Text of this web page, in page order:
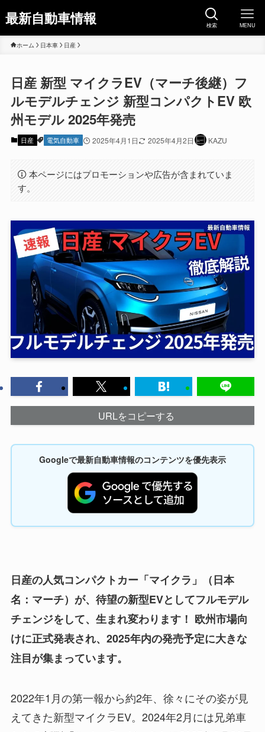
最新自動車情報 検索 MENU
ホーム 日本車 日産
日産 新型 マイクラEV（マーチ後継）フ
ルモデルチェンジ 新型コンパクトEV 欧
州モデル 2025年発売
日産 電気自動車 2025年4月1日 2025年4月2日 KAZU
本ページにはプロモーションや広告が含まれていま
す。
URLをコピーする
Googleで最新自動車情報のコンテンツを優先表示
日産の人気コンパクトカー「マイクラ」（日本
名：マーチ）が、待望の新型EVとしてフルモデル
チェンジをして、生まれ変わります！ 欧州市場向
けに正式発表され、2025年内の発売予定に大きな
注目が集まっています。
2022年1月の第一報から約2年、徐々にその姿が見
えてきた新型マイクラEV。2024年2月には兄弟車